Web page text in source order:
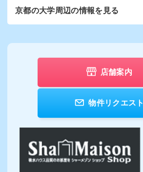
京都の大学周辺の情報を見る
店舗案内
物件リクエスト